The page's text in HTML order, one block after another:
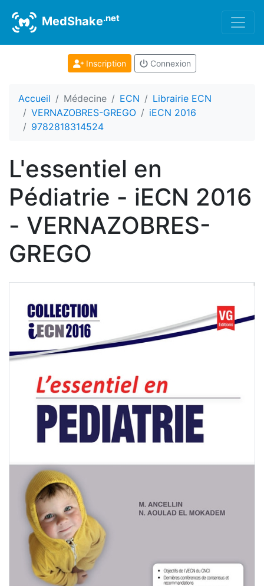
MedShake.net
Inscription Connexion
Accueil Médecine ECN
Librairie ECN
VERNAZOBRES-GREGO
iECN 2016
9782818314524
L'essentiel en
Pédiatrie - iECN 2016
- VERNAZOBRES-
GREGO